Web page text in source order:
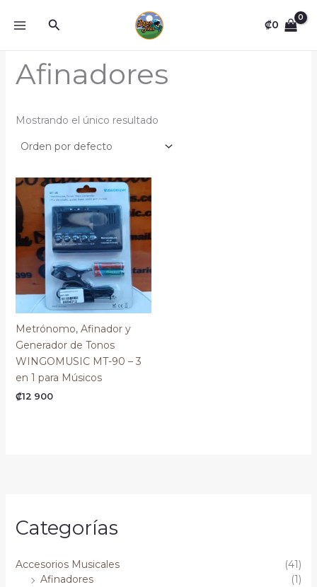
contenido
Buscar ₡0
Categorías
Accesorios Musicales
(41)
Afinadores
(1)
Afinadores
Mostrando el único resultado
Metrónomo, Afinador y
Generador de Tonos
WINGOMUSIC MT-90 – 3
en 1 para Músicos
₡12 900